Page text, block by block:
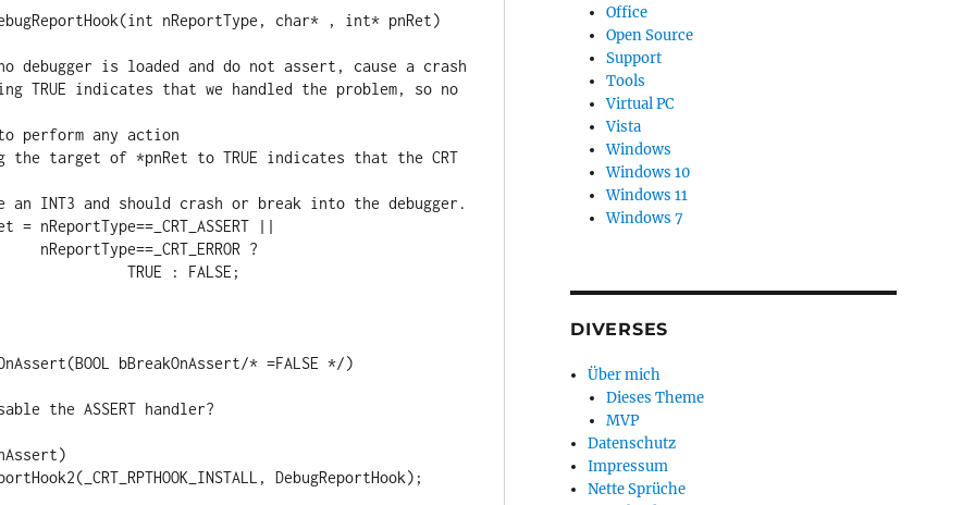
nReportType, char* , int* pnRet)
bBreakOnAssert/* =FALSE */)
the ASSERT handler?
Office
Open Source
Support
Tools
Virtual PC
Vista
Windows
Windows 10
Windows 11
Windows 7
DIVERSES
Über mich
Dieses Theme
MVP
Datenschutz
Impressum
Nette Sprüche